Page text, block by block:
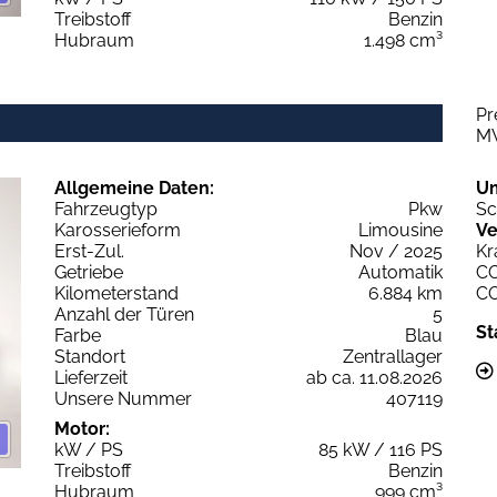
Treibstoff
Benzin
Hubraum
1.498 cm³
Allgemeine Daten:
Fahrzeugtyp
Pkw
Karosserieform
Limousine
Erst-Zul.
Nov / 2025
Getriebe
Automatik
Kilometerstand
6.884 km
Anzahl der Türen
5
Farbe
Blau
Standort
Zentrallager
Lieferzeit
ab ca. 11.08.2026
Unsere Nummer
407119
Motor:
kW / PS
85 kW / 116 PS
Treibstoff
Benzin
Hubraum
999 cm³